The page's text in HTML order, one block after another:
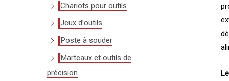
Chariots pour outils
Jeux d'outils
Poste à souder
Marteaux et outils de
précision